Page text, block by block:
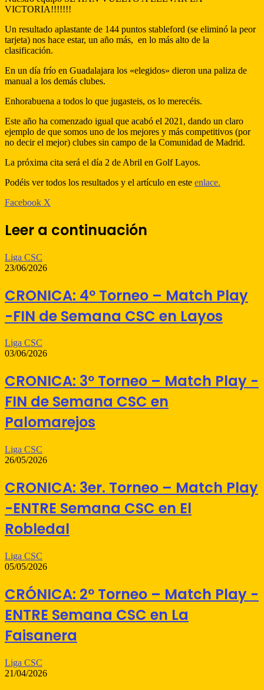
VICTORIA!!!!!!!
Un resultado aplastante de 144 puntos stableford (se eliminó la peor
tarjeta) nos hace estar, un año más, en lo más alto de la
clasificación.
En un día frío en Guadalajara los «elegidos» dieron una paliza de
manual a los demás clubes.
Enhorabuena a todos lo que jugasteis, os lo merecéis.
Este año ha comenzado igual que acabó el 2021, dando un claro
ejemplo de que somos uno de los mejores y más competitivos (por
no decir el mejor) clubes sin campo de la Comunidad de Madrid.
La próxima cita será el día 2 de Abril en Golf Layos.
Podéis ver todos los resultados y el artículo en este enlace.
Facebook X
electrónico
Leer a continuación
Liga CSC
23/06/2026
CRONICA: 4º Torneo – Match Play
-FIN de Semana CSC en Layos
Liga CSC
03/06/2026
CRONICA: 3º Torneo – Match Play -
FIN de Semana CSC en
Palomarejos
Liga CSC
26/05/2026
CRONICA: 3er. Torneo – Match Play
-ENTRE Semana CSC en El
Robledal
Liga CSC
05/05/2026
CRÓNICA: 2º Torneo – Match Play -
ENTRE Semana CSC en La
Faisanera
Liga CSC
21/04/2026